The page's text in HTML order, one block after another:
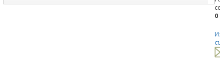
0